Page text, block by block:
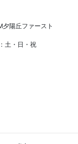
陽丘ファースト
土・日・祝